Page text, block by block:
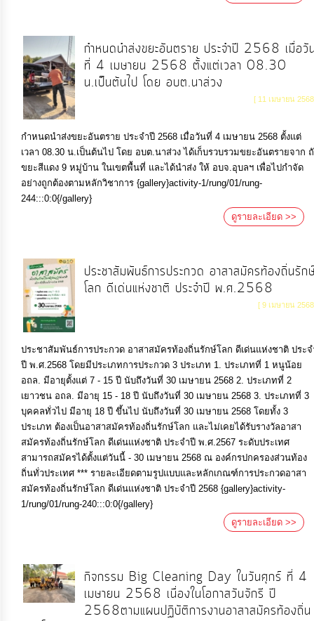
กำหนดนำส่งขยะอันตราย ประจำปี 2568 เมื่อวั
ที่ 4 เมษายน 2568 ตั้งแต่เวลา 08.30
น.เป็นต้นไป โดย อบต.นาส่วง
[ 11 เมษายน
กำหนดนำส่งขยะอันตราย ประจำปี 2568 เมื่อวันที่ 4 เมษายน 2568 ตั้งแต่
เวลา 08.30 น.เป็นต้นไป โดย อบต.นาส่วง ได้เก็บรวบรวมขยะอันตรายจาก
ขยะสีแดง 9 หมู่บ้าน ในเขตพื้นที่ และได้นำส่ง ให้ อบจ.อุบลฯ เพื่อไปกำจัด
อย่างถูกต้องตามหลักวิชาการ {gallery}activity-1/rung/01/rung-
244:::0:0{/gallery}
ดูรายละเอียด >>
ประชาสัมพันธ์การประกวด อาสาสมัครท้องถิ่นรัก
โลก ดีเด่นแห่งชาติ ประจำปี พ.ศ.2568
[ 9 เมษายน
ประชาสัมพันธ์การประกวด อาสาสมัครท้องถิ่นรักษ์โลก ดีเด่นแห่งชาติ ประจ
ปี พ.ศ.2568 โดยมีประเภทการประกวด 3 ประเภท 1. ประเภทที่ 1 หนูน้อย
อถล. มีอายุตั้งแต่ 7 - 15 ปี นับถึงวันที่ 30 เมษายน 2568 2. ประเภทที่ 2
เยาวชน อถล. มีอายุ 15 - 18 ปี นับถึงวันที่ 30 เมษายน 2568 3. ประเภทที่ 3
บุคคลทั่วไป มีอายุ 18 ปี ขึ้นไป นับถึงวันที่ 30 เมษายน 2568 โดยทั้ง 3
ประเภท ต้องเป็นอาสาสมัครท้องถิ่นรักษ์โลก และไม่เคยได้รับรางวัลอาสา
สมัครท้องถิ่นรักษ์โลก ดีเด่นแห่งชาติ ประจำปี พ.ศ.2567 ระดับประเทศ
สามารถสมัครได้ตั้งแต่วันนี้ - 30 เมษายน 2568 ณ องค์กรปกครองส่วนท้อง
ถิ่นทั่วประเทศ *** รายละเอียดตามรูปแบบและหลักเกณฑ์การประกวดอาสา
สมัครท้องถิ่นรักษ์โลก ดีเด่นแห่งชาติ ประจำปี 2568 {gallery}activity-
1/rung/01/rung-240:::0:0{/gallery}
ดูรายละเอียด >>
กิจกรรม Big Cleaning Day ในวันศุกร์ ที่ 4
เมษายน 2568 เนื่องในโอกาสวันจักรี ปี
2568ตามแผนปฏิบัติการงานอาสาสมัครท้องถิ่น